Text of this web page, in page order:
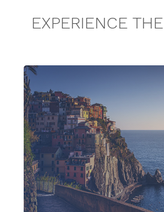
EXPERIENCE THE